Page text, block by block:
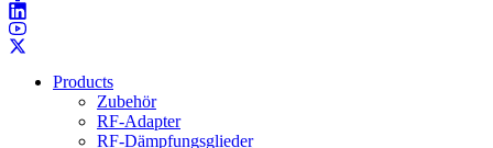
Products
Zubehör
RF-Adapter
RF-Dämpfungsglieder